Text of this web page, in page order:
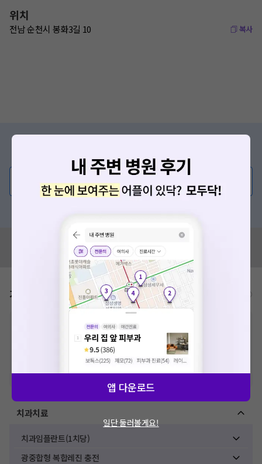
위치
전남 순천시 봉화3길 10 복사
의사가 직접 답해드려요!
💬 무엇이든 물어보세요
혹시 잘못된 병원정보가 있나요?
모두닥 팀에 알려주세요!
가격표 비급여/급여 진료란?
추가비용 등으로 실제 가격과 상이할 수 있으니, 정확
한 가격은 해당 의료기관에 직접 문의해주세요.
건강보험심사평가원에 고지되어 있는 급여 진료 기준 가
격입니다. (진료와 연관된 복합적인 비용이 추가되어, 병원마다 금액이 다르게
산정될 수 있는 점 참고 바랍니다.)
※ 이벤트가, 할인가는VAT 포함
치과치료
치과임플란트(1치당)
광중합형 복합레진 충전
앱 다운로드
일단 둘러볼게요!